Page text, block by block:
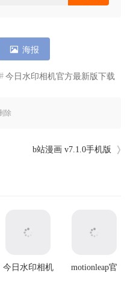
海报
今日水印相机官方最新版下载
除
b站漫画 v7.1.0手机版
今日水印相机
motionleap官